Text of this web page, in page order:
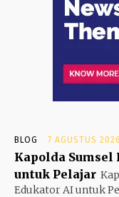
BLOG 7 AGUSTUS 2026
Kapolda Sumsel
untuk Pelajar
Edukator AI untuk